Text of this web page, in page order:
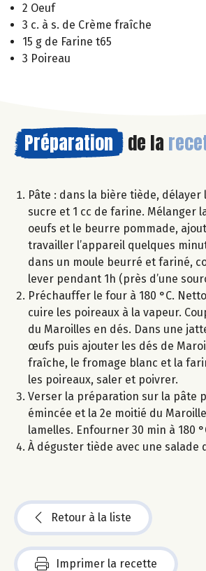
2 Oeuf
3 c. à s. de Crème fraîche
15 g de Farine t65
3 Poireau
Préparation de la
Pâte : dans la bière tiède, délayer
sucre et 1 cc de farine. Mélanger
oeufs et le beurre pommade,
travailler l’appareil quelques
dans un moule beurré et fariné,
lever pendant 1h (près d’une
Préchauffer le four à 180 °C.
cuire les poireaux à la vapeur.
du Maroilles en dés. Dans une
œufs puis ajouter les dés de
fraîche, le fromage blanc et la
les poireaux, saler et poivrer.
Verser la préparation sur la pâte
émincée et la 2e moitié du
lamelles. Enfourner 30 min à 180
À déguster tiède avec une salade
Retour à la liste
Imprimer la recette